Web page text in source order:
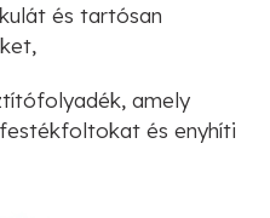
és tartósan
amely
és enyhíti